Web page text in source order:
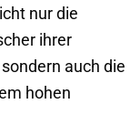
nur die
ihrer
auch die
hohen